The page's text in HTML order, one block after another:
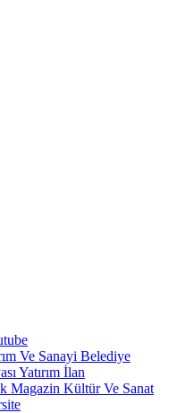
Ve Sanayi Belediye
Yatırım İlan
Magazin Kültür Ve Sanat